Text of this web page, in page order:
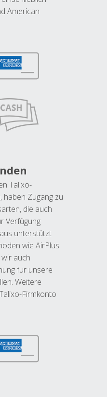
American
Talixo-
haben Zugang zu
die auch
Verfügung
unterstützt
wie AirPlus.
auch
für unsere
Weitere
Firmkonto